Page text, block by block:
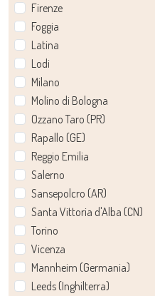
Firenze
Foggia
Latina
Lodi
Milano
Molino di Bologna
Ozzano Taro (PR)
Rapallo (GE)
Reggio Emilia
Salerno
Sansepolcro (AR)
Santa Vittoria d'Alba (CN)
Torino
Vicenza
Mannheim (Germania)
Leeds (Inghilterra)